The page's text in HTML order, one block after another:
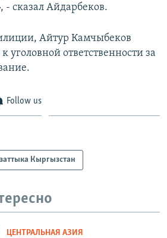
- сказал Айдарбеков.
Айтур Камчыбеков
уголовной ответственности за
Follow us
Кыргызстан
ЦЕНТРАЛЬНАЯ АЗИЯ